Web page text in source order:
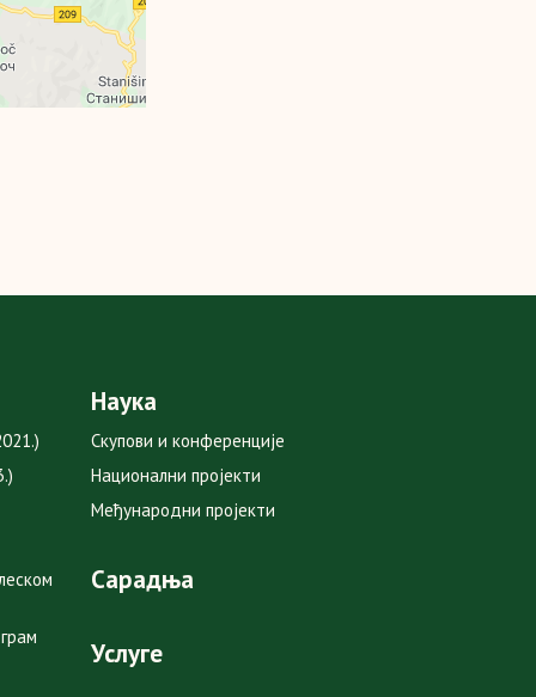
Наука
Скупови и конференције
Национални пројекти
Међународни пројекти
Сарадња
Услуге